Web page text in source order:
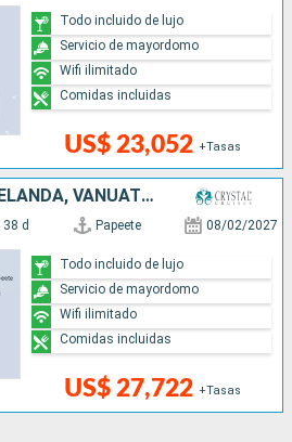
US$ 23,052 +Tasas
Todo incluido de lujo
Servicio de mayordomo
Wifi ilimitado
Comidas incluidas
AUSTRALIA, NUEVA ZELANDA, VANUATU, FRANCIA, SAMOA, NUEVA CALEDONIA, ESTADOS UNIDOS, FIDJI (ISLAS)
38 d Papeete 08/02/2027
US$ 27,722 +Tasas
Todo incluido de lujo
Servicio de mayordomo
Wifi ilimitado
Comidas incluidas